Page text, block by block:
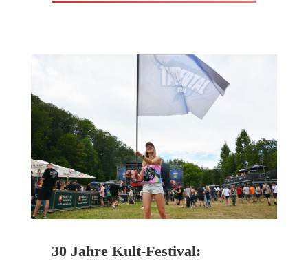
30 Jahre Kult-Festival: